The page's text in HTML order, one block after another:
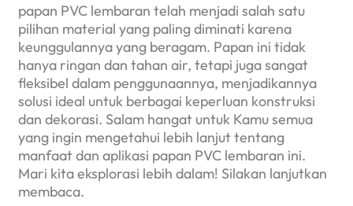
papan PVC lembaran telah menjadi salah satu
pilihan material yang paling diminati karena
keunggulannya yang beragam. Papan ini tidak
hanya ringan dan tahan air, tetapi juga sangat
fleksibel dalam penggunaannya, menjadikannya
solusi ideal untuk berbagai keperluan konstruksi
dan dekorasi. Salam hangat untuk Kamu semua
yang ingin mengetahui lebih lanjut tentang
manfaat dan aplikasi papan PVC lembaran ini.
Mari kita eksplorasi lebih dalam! Silakan lanjutkan
membaca.